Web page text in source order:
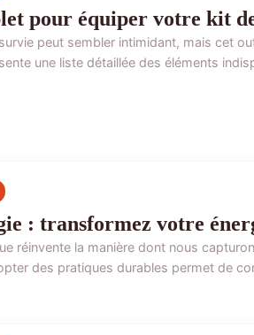
pour équiper votre kit
peut sembler intimidant, mais cet
une liste détaillée des éléments
: transformez votre
réinvente la manière dont nous
des pratiques durables permet de